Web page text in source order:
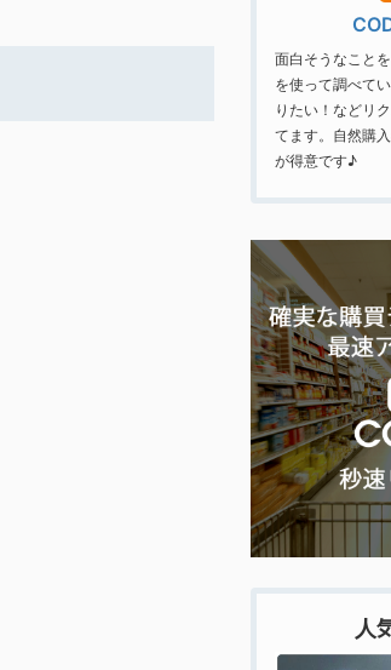
面白そうなこと
を使って調べて
りたい！などリ
てます。自然購
が得意です♪
人